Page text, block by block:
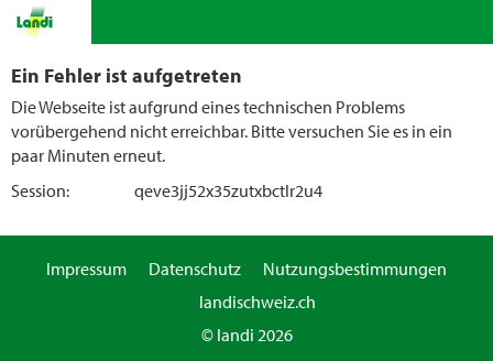
Ein Fehler ist aufgetreten
Die Webseite ist aufgrund eines technischen Problems
vorübergehend nicht erreichbar. Bitte versuchen Sie es in ein
paar Minuten erneut.
Session:
qeve3jj52x35zutxbctlr2u4
Impressum Datenschutz
Nutzungsbestimmungen
landischweiz.ch
© landi 2026